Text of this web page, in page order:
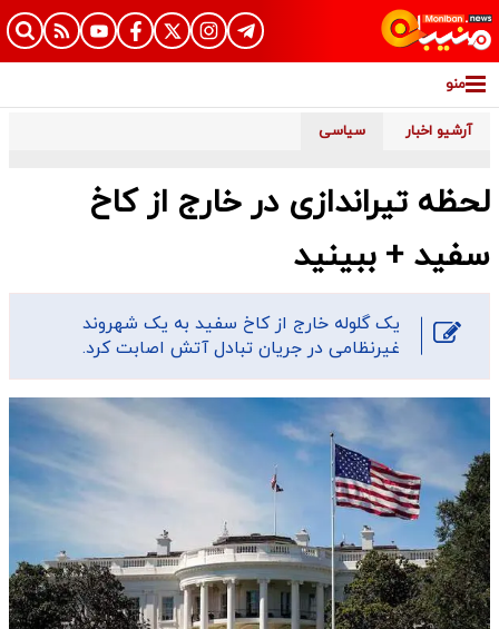
منو
آرشیو اخبار سیاسی
لحظه تیراندازى در خارج از کاخ
سفید + ببینید
یک گلوله خارج از کاخ سفید به یک شهروند
غیرنظامی در جریان تبادل آتش اصابت کرد.